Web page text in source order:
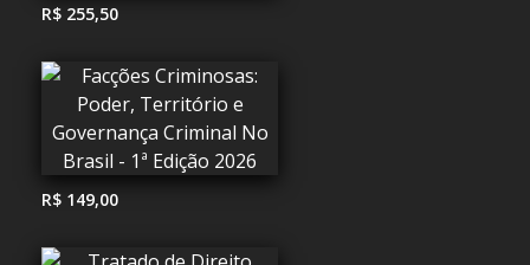
R$ 255,50
R$ 149,00